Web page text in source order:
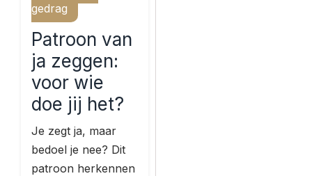
gedrag
Patroon van
ja zeggen:
voor wie
doe jij het?
Je zegt ja, maar
bedoel je nee? Dit
patroon herkennen